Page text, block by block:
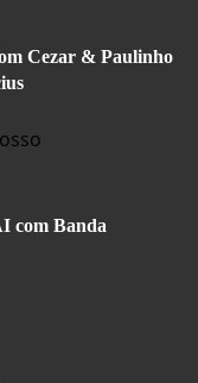
Cezar & Paulinho
com Banda